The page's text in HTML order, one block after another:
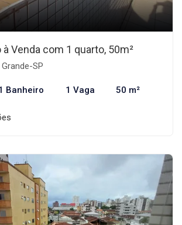
Venda com 1 quarto, 50m²
SP
Banheiro 1 Vaga 50 m²